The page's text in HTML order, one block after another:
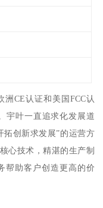
洲CE认证和美国FCC认
宇叶一直追求化发展道
创新求发展”的运营方
心技术，精湛的生产制
帮助客户创造更高的价